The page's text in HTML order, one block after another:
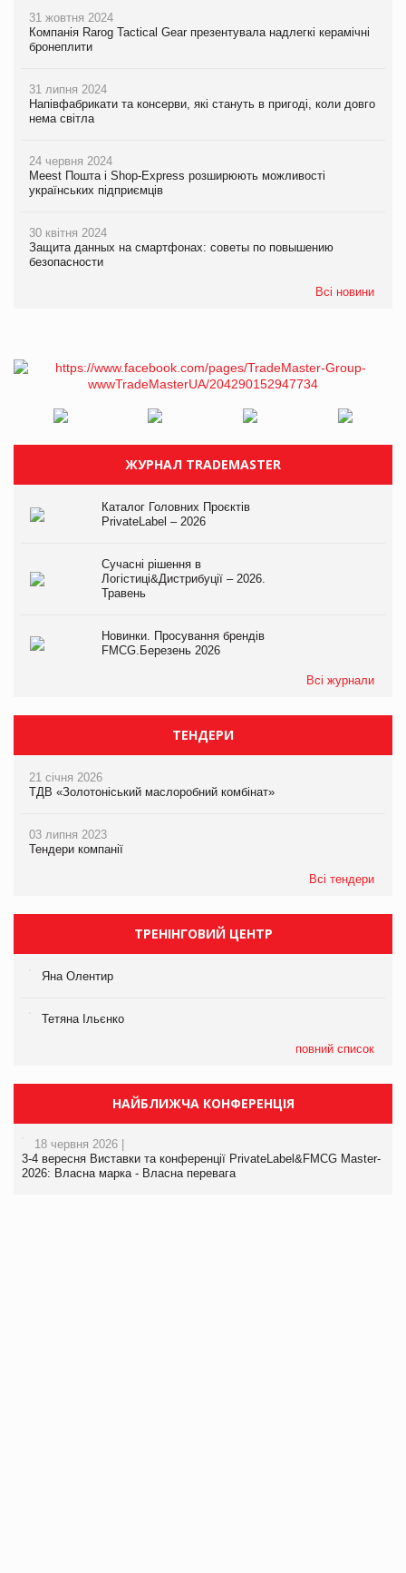
31 жовтня 2024
Компанія Rarog Tactical Gear презентувала надлегкі керамічні
бронеплити
31 липня 2024
Напівфабрикати та консерви, які стануть в пригоді, коли довго
нема світла
24 червня 2024
Meest Пошта і Shop-Express розширюють можливості
українських підприємців
30 квітня 2024
Защита данных на смартфонах: советы по повышению
безопасности
Всі новини
ЖУРНАЛ TRADEMASTER
Каталог Головних Проєктів
PrivateLabel – 2026
Сучасні рішення в
Логістиці&Дистрибуції – 2026.
Травень
Новинки. Просування брендів
FMCG.Березень 2026
Всі журнали
ТЕНДЕРИ
21 січня 2026
ТДВ «Золотоніський маслоробний комбінат»
03 липня 2023
Тендери компанії
Всі тендери
ТРЕНІНГОВИЙ ЦЕНТР
Яна Олентир
Тетяна Ільєнко
повний список
НАЙБЛИЖЧА КОНФЕРЕНЦІЯ
18 червня 2026 |
3-4 вересня Виставки та конференції PrivateLabel&FMCG Master-
2026: Власна марка - Власна перевага